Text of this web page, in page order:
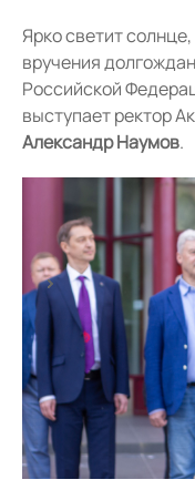
Ярко светит
вручения
Российской
выступает ректор
Александр Наумов.